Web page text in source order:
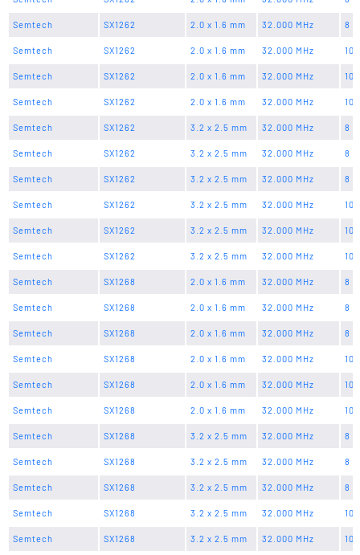
Semtech SX1262 2.0 x 1.6 mm 32.000 MHz 8
Semtech SX1262 2.0 x 1.6 mm 32.000 MHz 10
Semtech SX1262 2.0 x 1.6 mm 32.000 MHz 10
Semtech SX1262 2.0 x 1.6 mm 32.000 MHz 10
Semtech SX1262 3.2 x 2.5 mm 32.000 MHz 8
Semtech SX1262 3.2 x 2.5 mm 32.000 MHz 8
Semtech SX1262 3.2 x 2.5 mm 32.000 MHz 8
Semtech SX1262 3.2 x 2.5 mm 32.000 MHz 10
Semtech SX1262 3.2 x 2.5 mm 32.000 MHz 10
Semtech SX1262 3.2 x 2.5 mm 32.000 MHz 10
Semtech SX1268 2.0 x 1.6 mm 32.000 MHz 8
Semtech SX1268 2.0 x 1.6 mm 32.000 MHz 8
Semtech SX1268 2.0 x 1.6 mm 32.000 MHz 8
Semtech SX1268 2.0 x 1.6 mm 32.000 MHz 10
Semtech SX1268 2.0 x 1.6 mm 32.000 MHz 10
Semtech SX1268 2.0 x 1.6 mm 32.000 MHz 10
Semtech SX1268 3.2 x 2.5 mm 32.000 MHz 8
Semtech SX1268 3.2 x 2.5 mm 32.000 MHz 8
Semtech SX1268 3.2 x 2.5 mm 32.000 MHz 8
Semtech SX1268 3.2 x 2.5 mm 32.000 MHz 10
Semtech SX1268 3.2 x 2.5 mm 32.000 MHz 10